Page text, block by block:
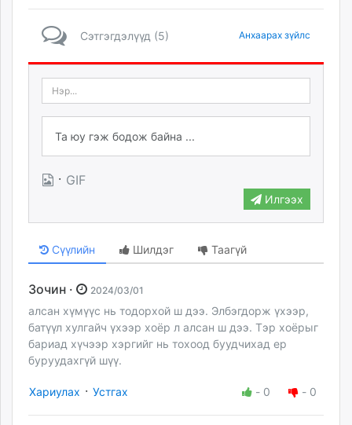
Сэтгэгдэлүүд (5) Анхаарах зүйлс
· GIF
Илгээх
Сүүлийн Шилдэг Таагүй
Зочин · 2024/03/01
алсан хүмүүс нь тодорхой ш дээ. Элбэгдорж үхээр,
батүүл хулгайч үхээр хоёр л алсан ш дээ. Тэр хоёрыг
бариад хүчээр хэргийг нь тохоод буудчихад ер
буруудахгүй шүү.
Хариулах · Устгах - 0 - 0